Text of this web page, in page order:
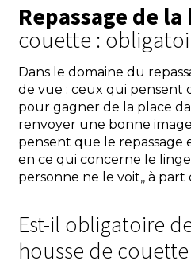
Repassage de
couette :
Dans le domaine du
de vue : ceux qui pensent
pour gagner de la place
renvoyer une bonne
pensent que le
en ce qui concerne le
personne ne le voit,, à
Est-il obligatoire
housse de couette